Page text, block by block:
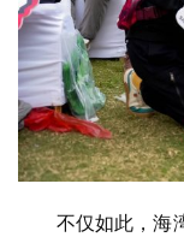
不仅如此，海